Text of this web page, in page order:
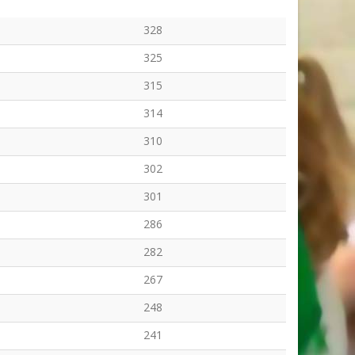
328
325
315
314
310
302
301
286
282
267
248
241